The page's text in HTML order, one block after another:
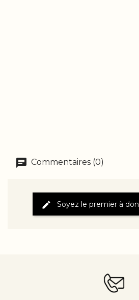
Commentaires (0)
Soyez le premier à